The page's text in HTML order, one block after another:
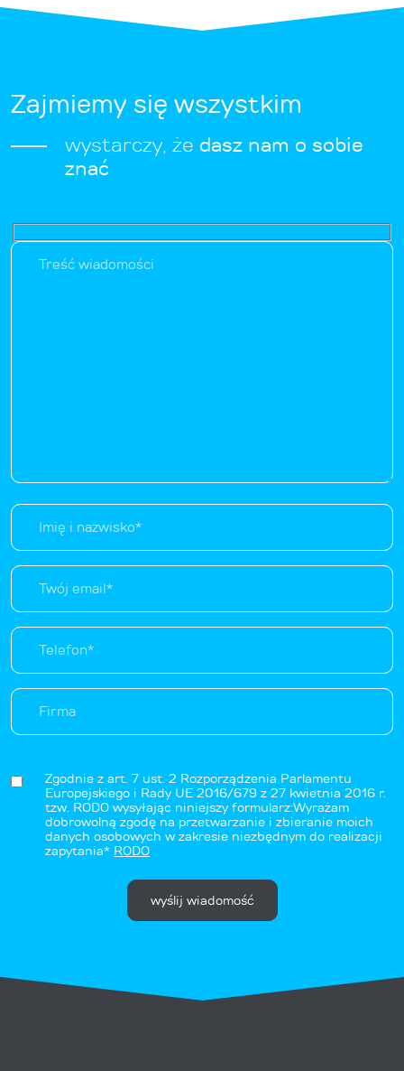
Zajmiemy się wszystkim
wystarczy, że dasz nam o sobie
znać
Zgodnie z art. 7 ust. 2 Rozporządzenia Parlamentu
Europejskiego i Rady UE 2016/679 z 27 kwietnia 2016 r.
tzw. RODO wysyłając niniejszy formularz:Wyrażam
dobrowolną zgodę na przetwarzanie i zbieranie moich
danych osobowych w zakresie niezbędnym do realizacji
zapytania* RODO